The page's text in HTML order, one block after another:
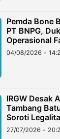
Pemda Bone
PT BNPG,
Operasional
04/08/2026 -
IRGW Desak
Tambang
Soroti
Stockpile
27/07/2026 -